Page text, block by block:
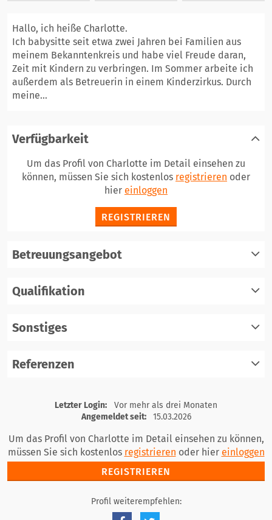
Hallo, ich heiße Charlotte.
Ich babysitte seit etwa zwei Jahren bei Familien aus
meinem Bekanntenkreis und habe viel Freude daran,
Zeit mit Kindern zu verbringen. Im Sommer arbeite ich
außerdem als Betreuerin in einem Kinderzirkus. Durch
meine...
Verfügbarkeit
Um das Profil von Charlotte im Detail einsehen zu
können, müssen Sie sich kostenlos registrieren oder
hier einloggen
REGISTRIEREN
Betreuungsangebot
Qualifikation
Sonstiges
Referenzen
registrieren
einloggen
Letzter Login:
Vor mehr als drei Monaten
Angemeldet seit:
15.03.2026
Um das Profil von Charlotte im Detail einsehen zu können,
müssen Sie sich kostenlos registrieren oder hier einloggen
REGISTRIEREN
Profil weiterempfehlen: